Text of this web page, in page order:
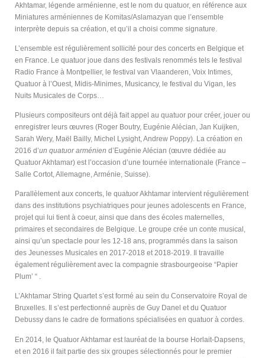
Akhtamar, légende arménienne, est le nom du quatuor, en référence aux
Miniatures arméniennes de Komitas/Aslamazyan que l’ensemble
interprète depuis sa création, et qu’il a choisi comme signature.
L’ensemble est régulièrement sollicité pour des concerts en Belgique et
en France. Le quatuor joue dans des festivals renommés tels le festival
Radio France à Montpellier, le festival van Vlaanderen, Voix Intimes,
Quatuor à l’Ouest, Midis-Minimes, Musicancy, le festival du Vigan, les
Nuits Musicales de Corps…
Plusieurs compositeurs ont déjà fait appel au quatuor pour créer, jouer ou
enregistrer leurs œuvres (Roger Boutry, Eugénie Alécian, Jan Kuijken,
Sarah Wery, Maël Bailly, Michel Lysight, Andrew Poppy). La création en
2016 d’un quatuor arménien d’Eugénie Alécian (œuvre dédiée au
Quatuor Akhtamar) est l’occasion d’une tournée internationale (France –
Salle Cortot, Allemagne, Arménie, Suisse).
Parallèlement aux concerts, le quatuor Akhtamar intervient régulièrement
dans des institutions psychiatriques pour jeunes adolescents en France,
projet qui lui tient à coeur, ainsi que dans des écoles maternelles,
primaires et secondaires de Belgique. Le groupe crée un conte musical,
ainsi qu’un spectacle pour les 12-18 ans, programmés dans la saison
des Jeunesses Musicales en 2017-2018 et 2018-2019. Il travaille
également régulièrement avec la compagnie strasbourgeoise “Papier
Plum’ “ .
L’Akhtamar String Quartet s’est formé au sein du Conservatoire Royal de
Bruxelles. Il s’est perfectionné auprès de Guy Danel et du Quatuor
Debussy dans le cadre de formations spécialisées en quatuor à cordes.
En 2014, le Quatuor Akhtamar est lauréat de la bourse Horlait-Dapsens,
et en 2016 il fait partie des six groupes sélectionnés pour le premier